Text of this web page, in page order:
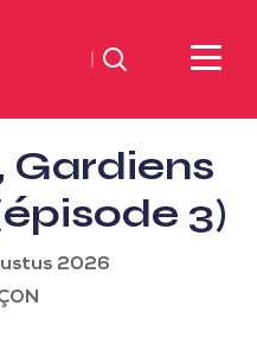
Zoeken
Gardiens
3)
2026